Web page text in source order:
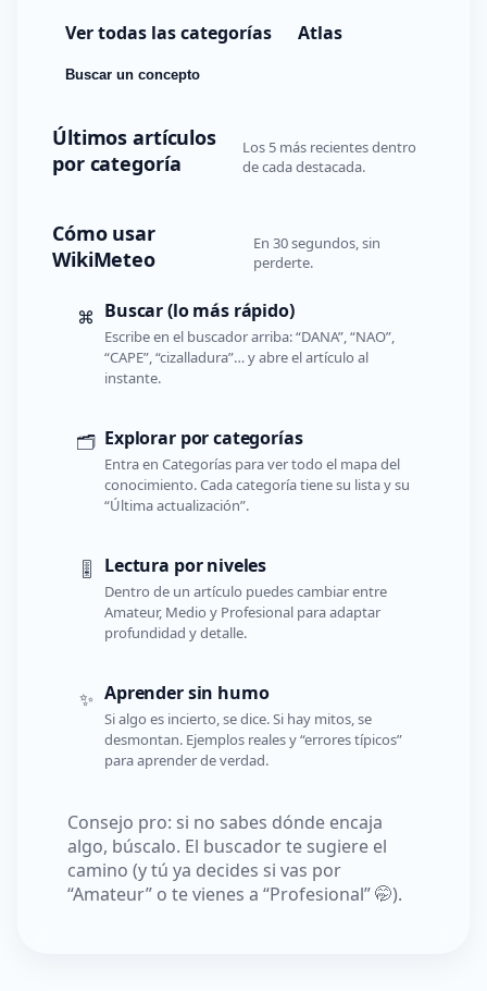
Ver todas las categorías Atlas
Buscar un concepto
Últimos artículos
por categoría
Los 5 más recientes dentro
de cada destacada.
Cómo usar
WikiMeteo
En 30 segundos, sin
perderte.
⌘ Buscar (lo más rápido)
Escribe en el buscador arriba: “DANA”, “NAO”,
“CAPE”, “cizalladura”… y abre el artículo al
instante.
🗂️ Explorar por categorías
Entra en Categorías para ver todo el mapa del
conocimiento. Cada categoría tiene su lista y su
“Última actualización”.
🎚️ Lectura por niveles
Dentro de un artículo puedes cambiar entre
Amateur, Medio y Profesional para adaptar
profundidad y detalle.
✨ Aprender sin humo
Si algo es incierto, se dice. Si hay mitos, se
desmontan. Ejemplos reales y “errores típicos”
para aprender de verdad.
Consejo pro: si no sabes dónde encaja
algo, búscalo. El buscador te sugiere el
camino (y tú ya decides si vas por
“Amateur” o te vienes a “Profesional” 🤭).